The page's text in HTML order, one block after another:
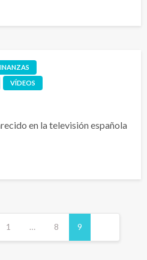
VÍDEOS
en la televisión española
1 … 8 9